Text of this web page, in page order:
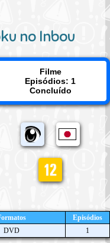
no Inbou
Filme
Episódios: 1
Concluído
Episódios
DVD 1